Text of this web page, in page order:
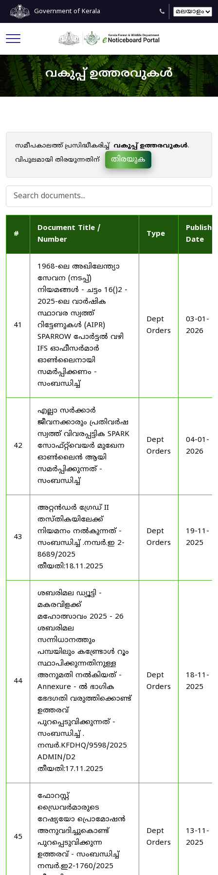
Government of Kerala
വകുപ്പ് ഉത്തരവുകൾ
സമീപകാലത്ത് പ്രസിദ്ധീകരിച്ച് വകുപ്പ് ഉത്തരവുകൾ.
വിപുലമായി തിരയുന്നതിന്
തിരയുക
#
Document Title /
Number
Type
Date
41
1968-ലെ അഖിലേന്ത്യാ
സേവന (നടപ്പ്)
നിയമങ്ങൾ - ചട്ടം 16()2 -
2025-ലെ വാർഷിക
സ്ഥാവര സ്വത്ത്
റിട്ടേണുകൾ (AIPR)
SPARROW പോർട്ടൽ വഴി
IFS ഓഫീസർമാർ
ഓൺലൈനായി
സമർപ്പിക്കണം -
സംബന്ധിച്ച്
Dept
Orders
03-01-
2026
42
എല്ലാ സർക്കാർ
ജീവനക്കാരും പ്രതിവർഷ
സ്വത്ത് വിവരപ്പട്ടിക SPARK
സോഫ്റ്റ്‌വെയർ മുഖേന
ഓൺലൈൻ ആയി
സമർപ്പിക്കുന്നത് -
സംബന്ധിച്ച്
Dept
Orders
04-01-
2026
43
അറ്റൻഡർ ഗ്രേഡ് II
തസ്തികയിലേക്ക്
നിയമനം നൽകുന്നത് -
സംബന്ധിച്ച് .നമ്പർ.ഇ 2-
8689/2025
തീയതി:18.11.2025
Dept
Orders
19-11-
2025
44
ശബരിമല ഡ്യൂട്ടി -
മകരവിളക്ക്
മഹോത്സാവം 2025 - 26
ശബരിമല
സന്നിധാനത്തും
പമ്പയിലും കണ്ട്രോൾ റൂം
സ്ഥാപിക്കുന്നതിനുള്ള
അനുമതി നൽകിയത് -
Annexure - ൽ ഭാഗിക
ഭേദഗതി വരുത്തിക്കൊണ്ട്
ഉത്തരവ്
പുറപ്പെടുവിക്കുന്നത് -
സംബന്ധിച്ച് .
നമ്പർ.KFDHQ/9598/2025
ADMIN/D2
തീയതി:17.11.2025
Dept
Orders
18-11-
2025
45
ഫോറസ്റ്റ്
ഡ്രൈവർമാരുടെ
റേഷ്യയോ പ്രൊമോഷൻ
അനുവദിച്ചുകൊണ്ട്
പുറപ്പെടുവിക്കുന്ന
ഉത്തരവ് - സംബന്ധിച്ച്
നമ്പർ.ഇ2-1760/2025
Dept
Orders
13-11-
2025